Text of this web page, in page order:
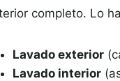
completo. Lo
Lavado exterior
Lavado interior